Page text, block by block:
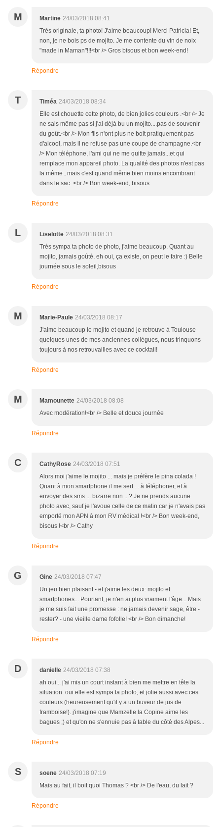
M Martine 24/03/2018 08:41
Très originale, ta photo! J'aime beaucoup! Merci Patricia! Et,
non, je ne bois ps de mojito. Je me contente du vin de noix
"made in Maman"!!!<br /> Gros bisous et bon week-end!
Répondre
T Timéa 24/03/2018 08:34
Elle est chouette cette photo, de bien jolies couleurs .<br /> Je
ne sais même pas si j'ai déjà bu un mojito....pas de souvenir
du goût.<br /> Mon fils n'ont plus ne boit pratiquement pas
d'alcool, mais il ne refuse pas une coupe de champagne.<br
/> Mon téléphone, l'ami qui ne me quitte jamais...et qui
remplace mon appareil photo. La qualité des photos n'est pas
la même , mais c'est quand même bien moins encombrant
dans le sac. <br /> Bon week-end, bisous
Répondre
L Liselotte 24/03/2018 08:31
Très sympa ta photo de photo, j'aime beaucoup. Quant au
mojito, jamais goûté, eh oui, ça existe, on peut le faire :) Belle
journée sous le soleil,bisous
Répondre
M Marie-Paule 24/03/2018 08:17
J'aime beaucoup le mojito et quand je retrouve à Toulouse
quelques unes de mes anciennes collègues, nous trinquons
toujours à nos retrouvailles avec ce cocktail!
Répondre
M Mamounette 24/03/2018 08:08
Avec modération!<br /> Belle et douce journée
Répondre
C CathyRose 24/03/2018 07:51
Alors moi j'aime le mojito ... mais je préfère le pina colada !
Quant à mon smartphone il me sert ... à téléphoner, et à
envoyer des sms ... bizarre non ...? Je ne prends aucune
photo avec, sauf je l'avoue celle de ce matin car je n'avais pas
emporté mon APN à mon RV médical !<br /> Bon week-end,
bisous !<br /> Cathy
Répondre
G Gine 24/03/2018 07:47
Un jeu bien plaisant - et j'aime les deux: mojito et
smartphones... Pourtant, je n'en ai plus vraiment l'âge... Mais
je me suis fait une promesse : ne jamais devenir sage, être -
rester? - une vieille dame fofolle! <br /> Bon dimanche!
Répondre
D danielle 24/03/2018 07:38
ah oui... j'ai mis un court instant à bien me mettre en tête la
situation. oui elle est sympa ta photo, et jolie aussi avec ces
couleurs (heureusement qu'il y a un buveur de jus de
framboise!). j'imagine que Mamzelle la Copine aime les
bagues ;) et qu'on ne s'ennuie pas à table du côté des Alpes...
Répondre
S soene 24/03/2018 07:19
Mais au fait, il boit quoi Thomas ? <br /> De l'eau, du lait ?
Répondre